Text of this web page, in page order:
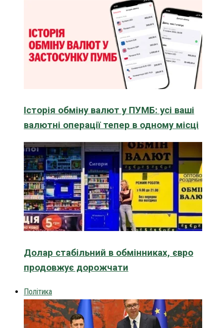
Історія обміну валют у ПУМБ: усі ваші
валютні операції тепер в одному місці
Долар стабільний в обмінниках, євро
продовжує дорожчати
Політика